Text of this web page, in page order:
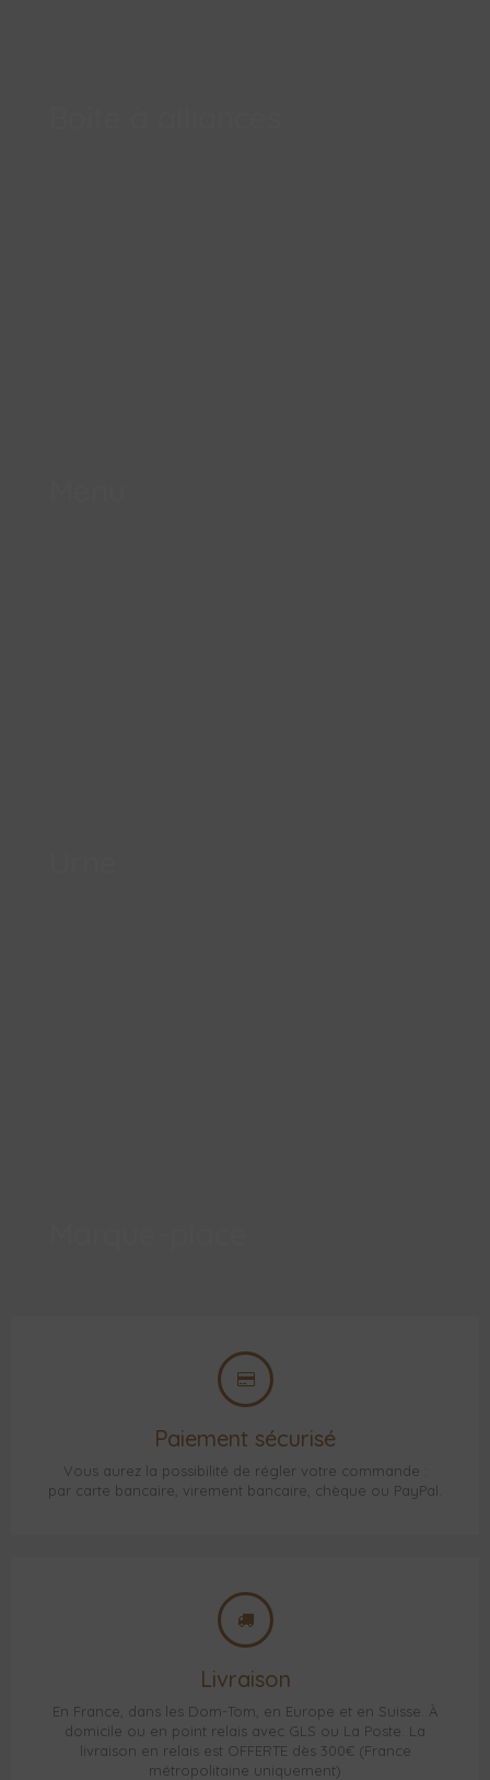
Paiement sécurisé
Vous aurez la possibilité de régler votre commande :
par carte bancaire, virement bancaire, chèque ou PayPal.
Livraison
En France, dans les Dom-Tom, en Europe et en Suisse. À
domicile ou en point relais avec GLS ou La Poste. La
livraison en relais est OFFERTE dès 300€ (France
métropolitaine uniquement)